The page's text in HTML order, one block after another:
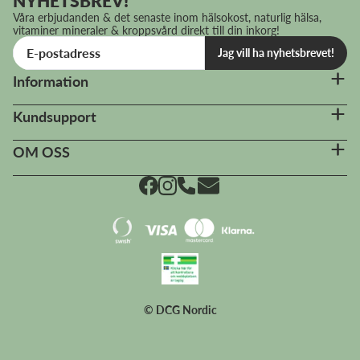
Våra erbjudanden & det senaste inom hälsokost, naturlig hälsa,
vitaminer mineraler & kroppsvård direkt till din inkorg!
Jag vill ha nyhetsbrevet!
Information
Kundsupport
OM OSS
© DCG Nordic